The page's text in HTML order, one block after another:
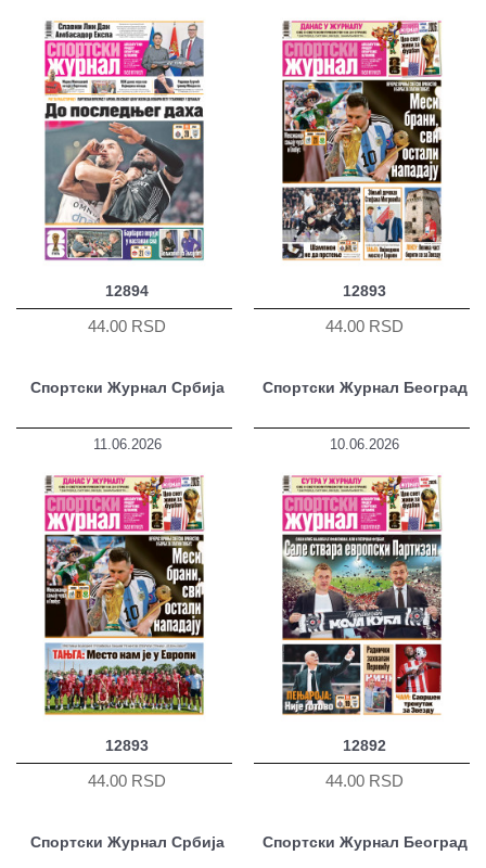
12894
44.00 RSD
12893
44.00 RSD
Спортски Журнал Србија
11.06.2026
12893
44.00 RSD
Спортски Журнал Београд
10.06.2026
12892
44.00 RSD
Спортски Журнал Србија Спортски Журнал Београд